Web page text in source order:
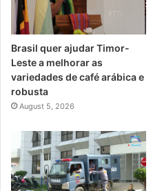
Brasil quer ajudar Timor-
Leste a melhorar as
variedades de café arábica e
robusta
August 5, 2026